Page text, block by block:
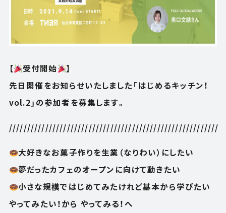
【 受付開始
】
先日開催をお知らせいたしました「はじめるキッチン！
vol.2」の参加者を募集します。
//////////////////////////////////////////////////////////
大好きなお菓子作りを生業（なりわい）にしたい
夢だったカフェのオープンに向けて動きたい
小さな規模ではじめてみたけれど基本から学びたい
やってみたい！から やってみる！へ